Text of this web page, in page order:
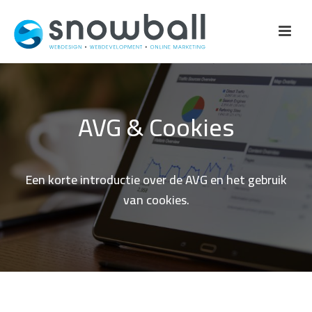
AVG & Cookies
Een korte introductie over de AVG en het gebruik
van cookies.